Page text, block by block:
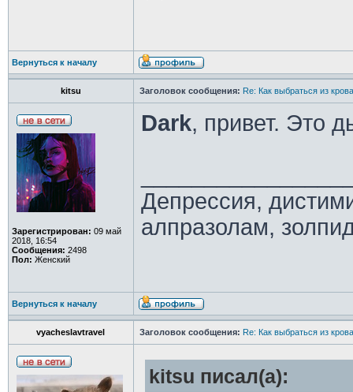
Вернуться к началу
kitsu Заголовок сообщения: Re: Как выбраться из
Зарегистрирован: 09 май
2018, 16:54
Сообщения: 2498
Пол: Женский
Dark, привет. Это
Депрессия,
алпразолам,
Вернуться к началу
vyacheslavtravel Заголовок сообщения: Re: Как выбраться из
kitsu писал(а):